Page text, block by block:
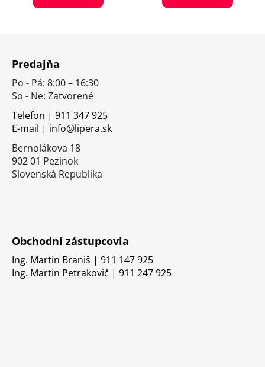
Predajňa
Po - Pá: 8:00 – 16:30
So - Ne: Zatvorené
Telefon | 911 347 925
E-mail | info@lipera.sk
Bernolákova 18
902 01 Pezinok
Slovenská Republika
Obchodní zástupcovia
Ing. Martin Braniš | 911 147 925
Ing. Martin Petrakovič | 911 247 925